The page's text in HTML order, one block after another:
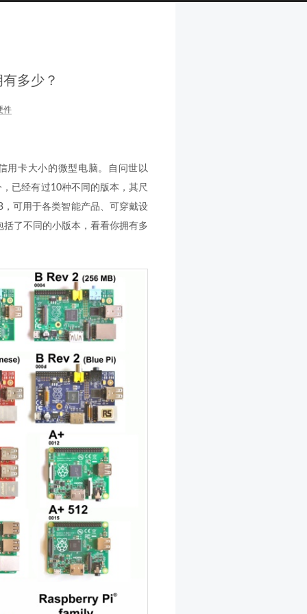
多少？
件
用卡大小的微型电脑。自问世以
已经有过10种不同的版本，其尺
可用于各类智能产品、可穿戴设
了不同的小版本，看看你拥有多